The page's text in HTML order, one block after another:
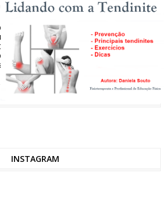
e aliviar os sintomas
e formas de tratamento
esportes após tratar uma tendinite?
prevenir e tratar essa lesão comum
comum em algumas pessoas?
FACEBOOK
INSTAGRAM